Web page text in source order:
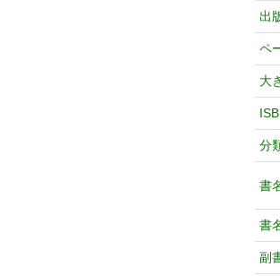
出
ペ
大
分
書
書
副